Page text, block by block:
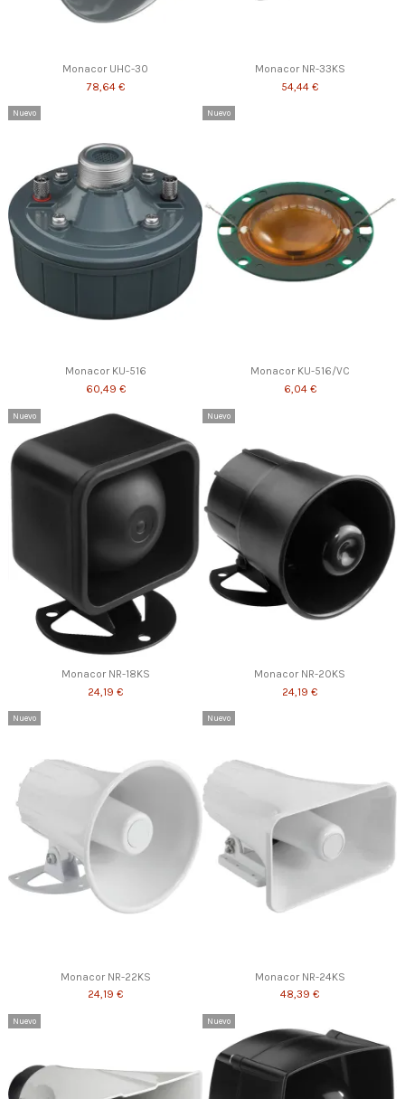
Monacor UHC-30
78,64 €
Monacor NR-33KS
54,44 €
Nuevo
Monacor KU-516
60,49 €
Nuevo
Monacor KU-516/VC
6,04 €
Nuevo
Monacor NR-18KS
24,19 €
Nuevo
Monacor NR-20KS
24,19 €
Nuevo
Monacor NR-22KS
24,19 €
Nuevo
Monacor NR-24KS
48,39 €
Nuevo Nuevo